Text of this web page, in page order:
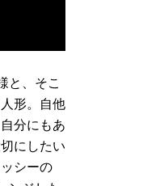
と、そこ
形。自他
分にもあ
にしたい
シーの